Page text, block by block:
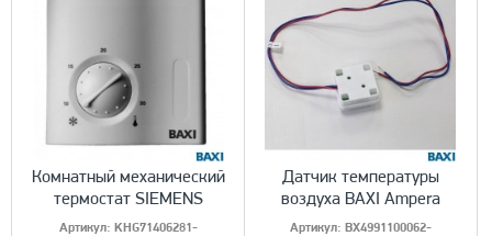
Комнатный механический
термостат SIEMENS
Артикул: KHG71406281-
Датчик температуры
воздуха BAXI Ampera
Артикул: BX4991100062-